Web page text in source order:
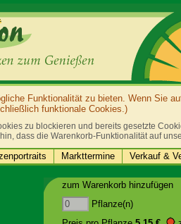
Funktionalität zu bieten. Wenn Sie
funktionale Cookies.)
zu blockieren und bereits gesetzte
dass die Warenkorb-Funktionalität auf
Markttermine Verkauf &
zum Warenkorb hinzufügen
Pflanze(n)